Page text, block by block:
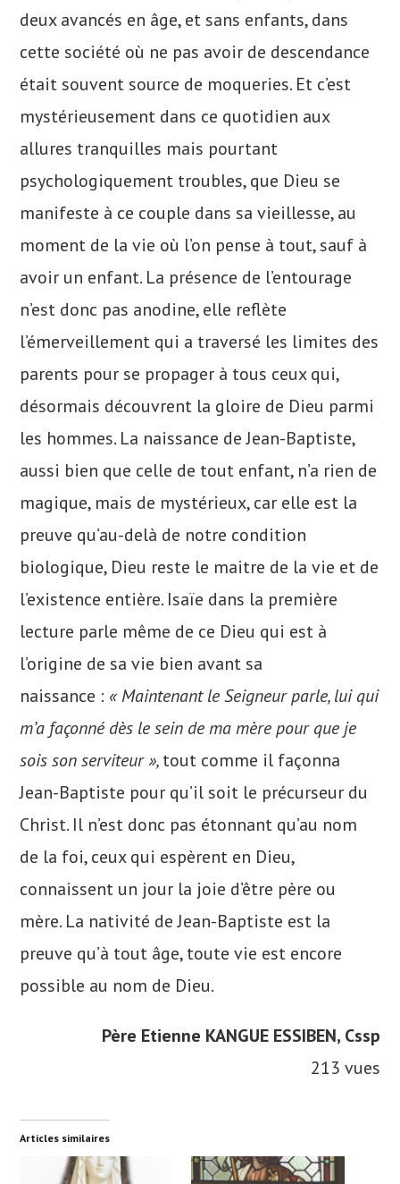
deux avancés en âge, et sans enfants, dans
cette société où ne pas avoir de descendance
était souvent source de moqueries. Et c’est
mystérieusement dans ce quotidien aux
allures tranquilles mais pourtant
psychologiquement troubles, que Dieu se
manifeste à ce couple dans sa vieillesse, au
moment de la vie où l’on pense à tout, sauf à
avoir un enfant. La présence de l’entourage
n’est donc pas anodine, elle reflète
l’émerveillement qui a traversé les limites des
parents pour se propager à tous ceux qui,
désormais découvrent la gloire de Dieu parmi
les hommes. La naissance de Jean-Baptiste,
aussi bien que celle de tout enfant, n’a rien de
magique, mais de mystérieux, car elle est la
preuve qu’au-delà de notre condition
biologique, Dieu reste le maitre de la vie et de
l’existence entière. Isaïe dans la première
lecture parle même de ce Dieu qui est à
l’origine de sa vie bien avant sa
naissance : « Maintenant le Seigneur parle, lui qui
m’a façonné dès le sein de ma mère pour que je
sois son serviteur »,tout comme il façonna
Jean-Baptiste pour qu’il soit le précurseur du
Christ. Il n’est donc pas étonnant qu’au nom
de la foi, ceux qui espèrent en Dieu,
connaissent un jour la joie d’être père ou
mère. La nativité de Jean-Baptiste est la
preuve qu’à tout âge, toute vie est encore
possible au nom de Dieu.
Père Etienne KANGUE ESSIBEN, Cssp
213 vues
Articles similaires